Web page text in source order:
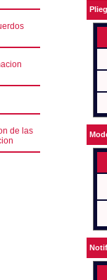
de las